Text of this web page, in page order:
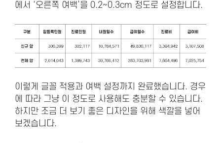
에서 ‘오른쪽 여백’을 0.2~0.3cm 정도로 설정합니다.
이렇게 글꼴 적용과 여백 설정까지 완료했습니다. 경우
에 따라 그냥 이 정도로 사용해도 충분할 수 있습니다.
하지만 조금 더 보기 좋은 디자인을 위해 색깔을 넣어
보겠습니다.